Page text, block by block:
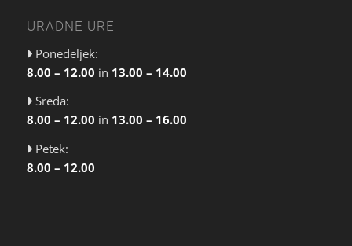
URADNE URE
Ponedeljek:
8.00 – 12.00 in 13.00 – 14.00
Sreda:
8.00 – 12.00 in 13.00 – 16.00
Petek:
8.00 – 12.00